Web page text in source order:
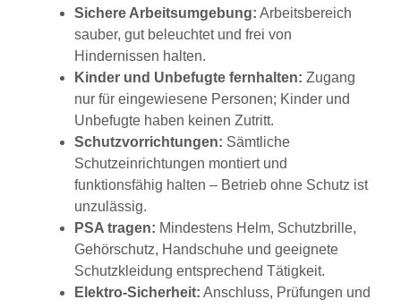
Sichere Arbeitsumgebung: Arbeitsbereich
sauber, gut beleuchtet und frei von
Hindernissen halten.
Kinder und Unbefugte fernhalten: Zugang
nur für eingewiesene Personen; Kinder und
Unbefugte haben keinen Zutritt.
Schutzvorrichtungen: Sämtliche
Schutzeinrichtungen montiert und
funktionsfähig halten – Betrieb ohne Schutz ist
unzulässig.
PSA tragen: Mindestens Helm, Schutzbrille,
Gehörschutz, Handschuhe und geeignete
Schutzkleidung entsprechend Tätigkeit.
Elektro-Sicherheit: Anschluss, Prüfungen und